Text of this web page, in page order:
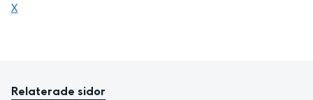
Dela sidan på
X
Relaterade sidor